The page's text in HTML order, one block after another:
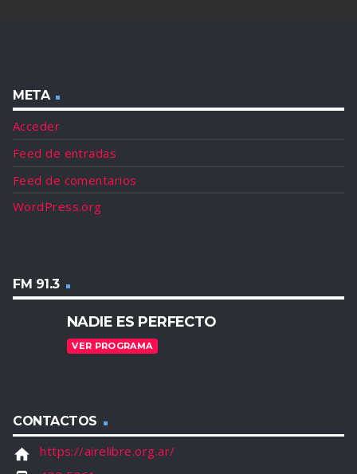
META
Acceder
Feed de entradas
Feed de comentarios
WordPress.org
FM 91.3
NADIE ES PERFECTO
VER PROGRAMA
CONTACTOS
home https://airelibre.org.ar/